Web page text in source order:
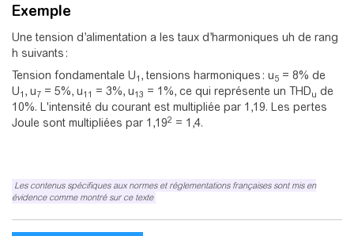
Exemple
Une tension d’alimentation a les taux d’harmoniques uh de rang
h suivants :
Tension fondamentale U1 , tensions harmoniques : u5 = 8% de
U1 , u7 = 5%, u11 = 3%, u13 = 1%, ce qui représente un THDu de
10%. L'intensité du courant est multipliée par 1,19. Les pertes
Joule sont multipliées par 1,192 = 1,4.
Les contenus spécifiques aux normes et réglementations françaises sont mis en
évidence comme montré sur ce texte